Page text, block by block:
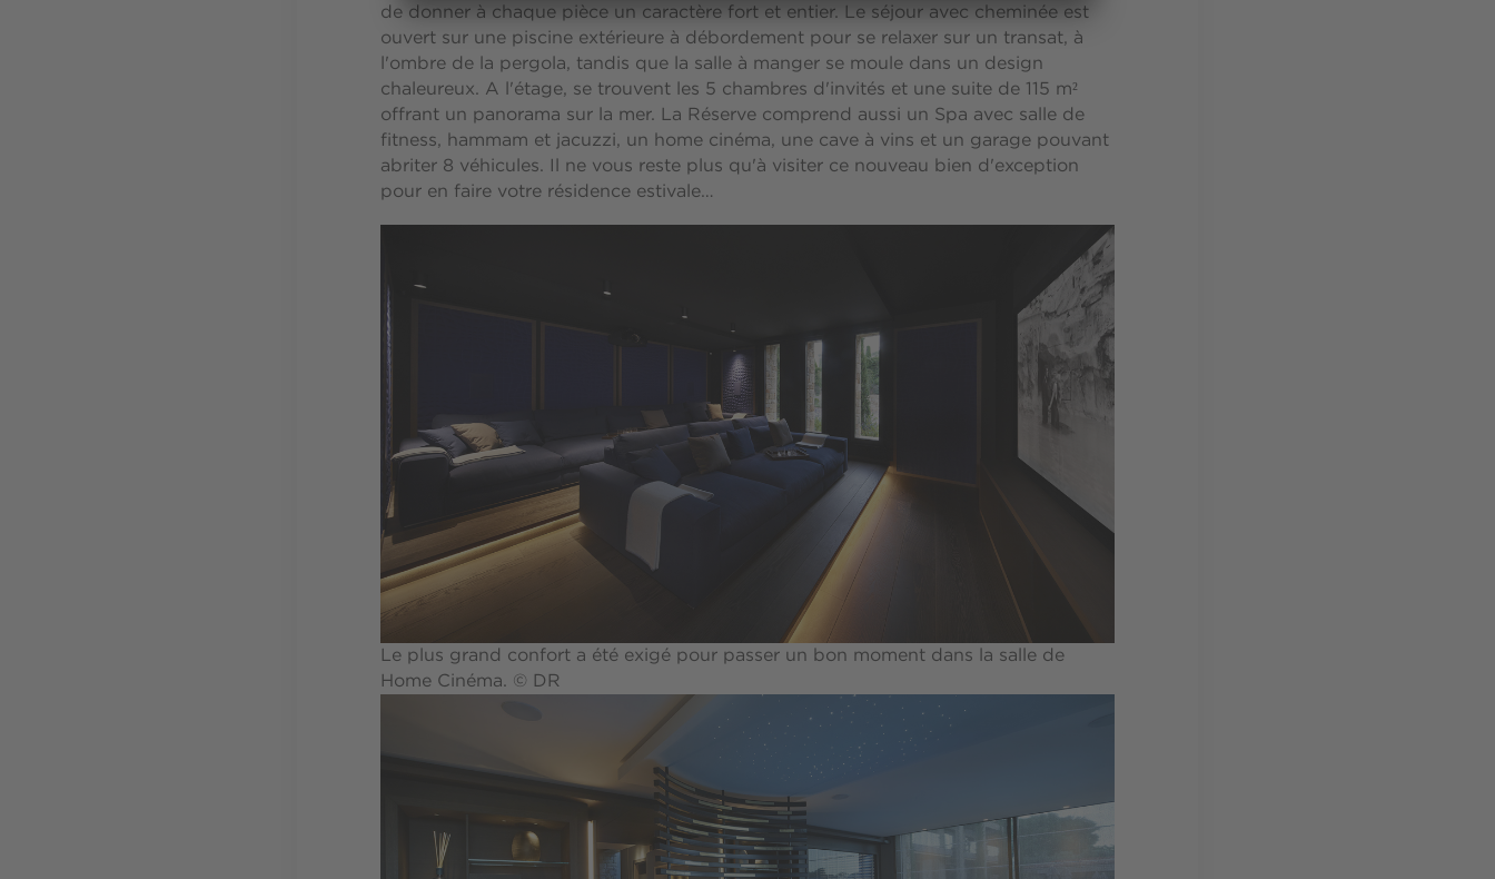
de donner à chaque pièce un caractère fort et entier. Le séjour avec cheminée est
ouvert sur une piscine extérieure à débordement pour se relaxer sur un transat, à
l'ombre de la pergola, tandis que la salle à manger se moule dans un design
chaleureux. A l'étage, se trouvent les 5 chambres d'invités et une suite de 115 m²
offrant un panorama sur la mer. La Réserve comprend aussi un Spa avec salle de
fitness, hammam et jacuzzi, un home cinéma, une cave à vins et un garage pouvant
abriter 8 véhicules. Il ne vous reste plus qu'à visiter ce nouveau bien d'exception
pour en faire votre résidence estivale…
Le plus grand confort a été exigé pour passer un bon moment dans la salle de
Home Cinéma. © DR